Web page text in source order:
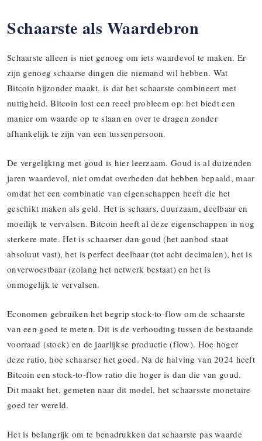
Schaarste als Waardebron
Schaarste alleen is niet genoeg om iets waardevol te maken. Er
zijn genoeg schaarse dingen die niemand wil hebben. Wat
Bitcoin bijzonder maakt, is dat het schaarste combineert met
nuttigheid. Bitcoin lost een reeel probleem op: het biedt een
manier om waarde op te slaan en over te dragen zonder
afhankelijk te zijn van een tussenpersoon.
De vergelijking met goud is hier leerzaam. Goud is al duizenden
jaren waardevol, niet omdat overheden dat hebben bepaald, maar
omdat het een combinatie van eigenschappen heeft die het
geschikt maken als geld. Het is schaars, duurzaam, deelbaar en
moeilijk te vervalsen. Bitcoin heeft al deze eigenschappen in nog
sterkere mate. Het is schaarser dan goud (het aanbod staat
absoluut vast), het is perfect deelbaar (tot acht decimalen), het is
onverwoestbaar (zolang het netwerk bestaat) en het is
onmogelijk te vervalsen.
Economen gebruiken het begrip stock-to-flow om de schaarste
van een goed te meten. Dit is de verhouding tussen de bestaande
voorraad (stock) en de jaarlijkse productie (flow). Hoe hoger
deze ratio, hoe schaarser het goed. Na de halving van 2024 heeft
Bitcoin een stock-to-flow ratio die hoger is dan die van goud.
Dit maakt het, gemeten naar dit model, het schaarsste monetaire
goed ter wereld.
Het is belangrijk om te benadrukken dat schaarste pas waarde